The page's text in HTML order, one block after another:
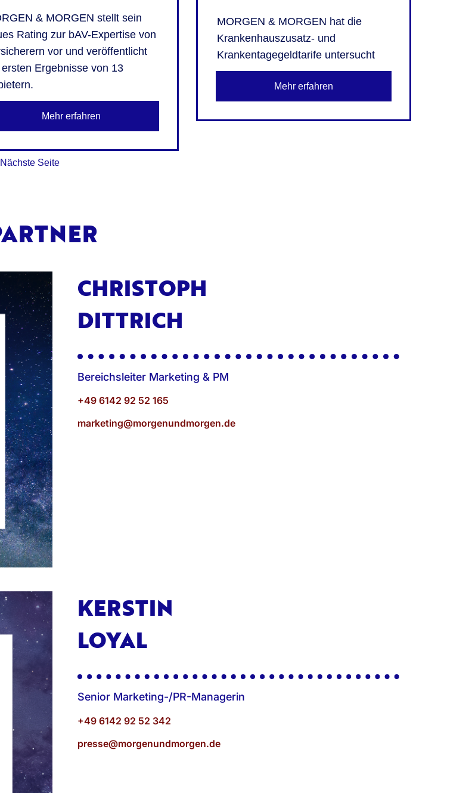
& MORGEN stellt sein
Rating zur bAV-Expertise von
vor und veröffentlicht
Ergebnisse von 13
Mehr erfahren
MORGEN & MORGEN hat die
Krankenhauszusatz- und
Krankentagegeldtarife untersucht
Mehr erfahren
Nächste Seite
CHRISTOPH
DITTRICH
Bereichsleiter Marketing & PM
+49 6142 92 52 165
marketing@morgenundmorgen.de
KERSTIN
LOYAL
Senior Marketing-/PR-Managerin
+49 6142 92 52 342
presse@morgenundmorgen.de